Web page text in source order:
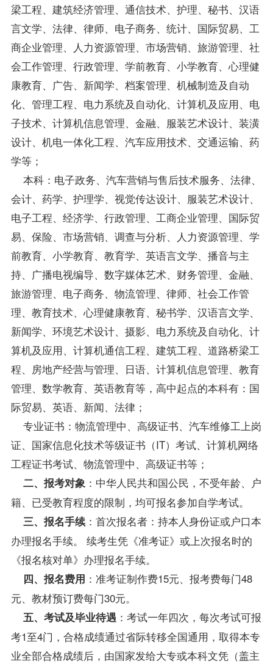
梁工程、建筑经济管理、通信技术、护理、秘书、汉语
言文学、法律、律师、电子商务、统计、国际贸易、工
商企业管理、人力资源管理、市场营销、旅游管理、社
会工作管理、行政管理、学前教育、小学教育、心理健
康教育、广告、新闻学、档案管理、机械制造及自动
化、管理工程、电力系统及自动化、计算机及应用、电
子技术、计算机信息管理、金融、服装艺术设计、装潢
设计、机电一体化工程、汽车应用技术、交通运输、药
学等；
本科：电子政务、汽车营销与售后技术服务、法律、
会计、药学、护理学、视觉传达设计、服装艺术设计、
电子工程、经济学、行政管理、工商企业管理、国际贸
易、保险、市场营销、调查与分析、人力资源管理、学
前教育、小学教育、教育学、英语言文学、播音与主
持、广播电视编导、数字媒体艺术、财务管理、金融、
旅游管理、电子商务、物流管理、律师、社会工作管
理、教育技术、心理健康教育、秘书学、汉语言文学、
新闻学、环境艺术设计、摄影、电力系统及自动化、计
算机及应用、计算机通信工程、建筑工程、道路桥梁工
程、房地产经营与管理、日语、计算机信息管理、教育
管理、数学教育、英语教育等，高中起点的本科有：国
际贸易、英语、新闻、法律；
专业证书：物流管理中、高级证书、汽车维修工上岗
证、国家信息化技术等级证书（IT）考试、计算机网络
工程证书考试、物流管理中、高级证书等；
二、报考对象 ：中华人民共和国公民，不受年龄、户
籍、已受教育程度的限制，均可报名参加自学考试。
三、报名手续：首次报名者：持本人身份证或户口本
办理报名手续。 续考生凭《准考证》或上次报名时的
《报名核对单》办理报名手续。
四、报名费用 ：准考证制作费15元、报考费每门48
元、 教材预订费每门30元。
五、考试及毕业待遇 ：考试一年四次，每次考试可报
考1至4门，合格成绩通过省际转移全国通用，取得本专
业全部合格成绩后，由国家发给大专或本科文凭（盖主